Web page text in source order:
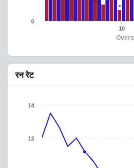
Overs
10
0
रन रेट
12
14